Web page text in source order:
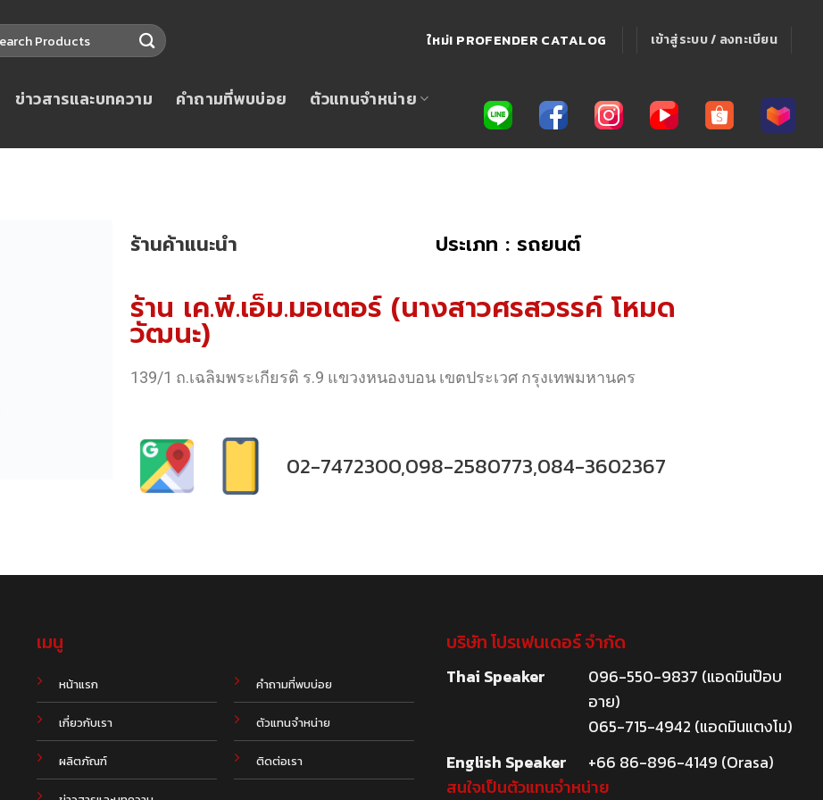
ใหม่! PROFENDER CATALOG เข้าสู่ระบบ / ลงทะเบียน
ข่าวสารและบทความ คำถามที่พบบ่อย
ตัวแทนจำหน่าย
ร้านค้าแนะนำ ประเภท : รถยนต์
ร้าน เค.พี.เอ็ม.มอเตอร์ (นางสาวศรสวรรค์ โหมด
วัฒนะ)
139/1 ถ.เฉลิมพระเกียรติ ร.9 แขวงหนองบอน เขตประเวศ กรุงเทพมหานคร
02-7472300,098-2580773,084-3602367
เมนู
หน้าแรก
เกี่ยวกับเรา
ผลิตภัณฑ์
คำถามที่พบบ่อย
ตัวแทนจำหน่าย
ติดต่อเรา
บริษัท โปรเฟนเดอร์ จำกัด
Thai Speaker
096-550-9837 (แอดมินป๊อบ
อาย)
065-715-4942 (แอดมินแตงโม)
English Speaker
+66 86-896-4149 (Orasa)
สนใจเป็นตัวแทนจำหน่าย